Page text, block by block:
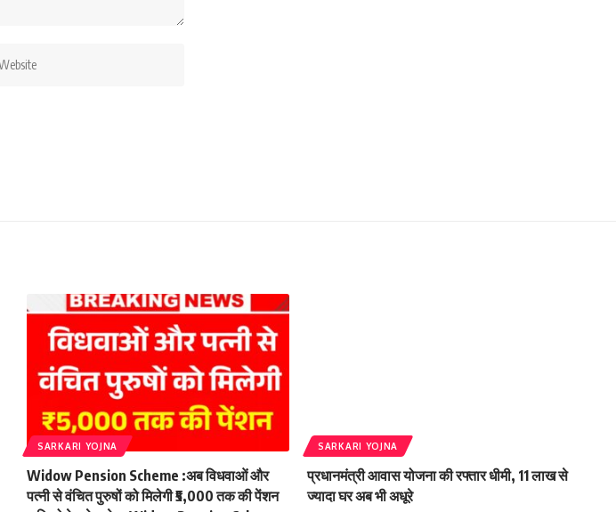
SARKARI YOJNA
Widow Pension Scheme :अब विधवाओं और
पत्नी से वंचित पुरुषों को मिलेगी ₹5,000 तक की पेंशन
SARKARI YOJNA
प्रधानमंत्री आवास योजना की रफ्तार धीमी, 11 लाख से
ज्यादा घर अब भी अधूरे